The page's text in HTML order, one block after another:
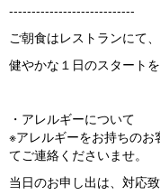
----------------------------
ご朝食はレストランにて
健やかな１日のスタート
・アレルギーについて
※アレルギーをお持ちの
てご連絡くださいませ。
当日のお申し出は、対応